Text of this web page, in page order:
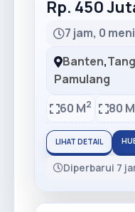
Rp. 450
7 jam, 0
Banten,
Pamulang
60 M2 80 M
LIHAT DETAIL
Diperbarui 7